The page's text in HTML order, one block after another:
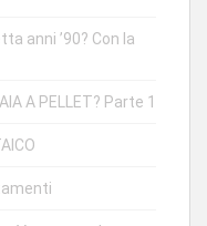
anni ’90? Con la
A PELLET? Parte 1